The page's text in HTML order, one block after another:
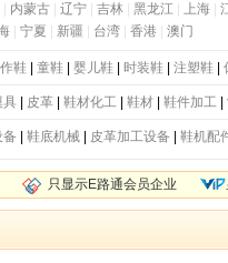
| 内蒙古| 辽宁| 吉林| 黑龙江 上海|
| 宁夏 新疆 台湾| 香港| 澳门
鞋| 童鞋| 婴儿鞋| 时装鞋| 注塑鞋|
具 皮革| 鞋材化工| 鞋材| 鞋件加工|
备 鞋底机械| 皮革加工设备 鞋机配
只显示E路通会员企业